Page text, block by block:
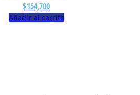
$154,700
Añadir al carrito